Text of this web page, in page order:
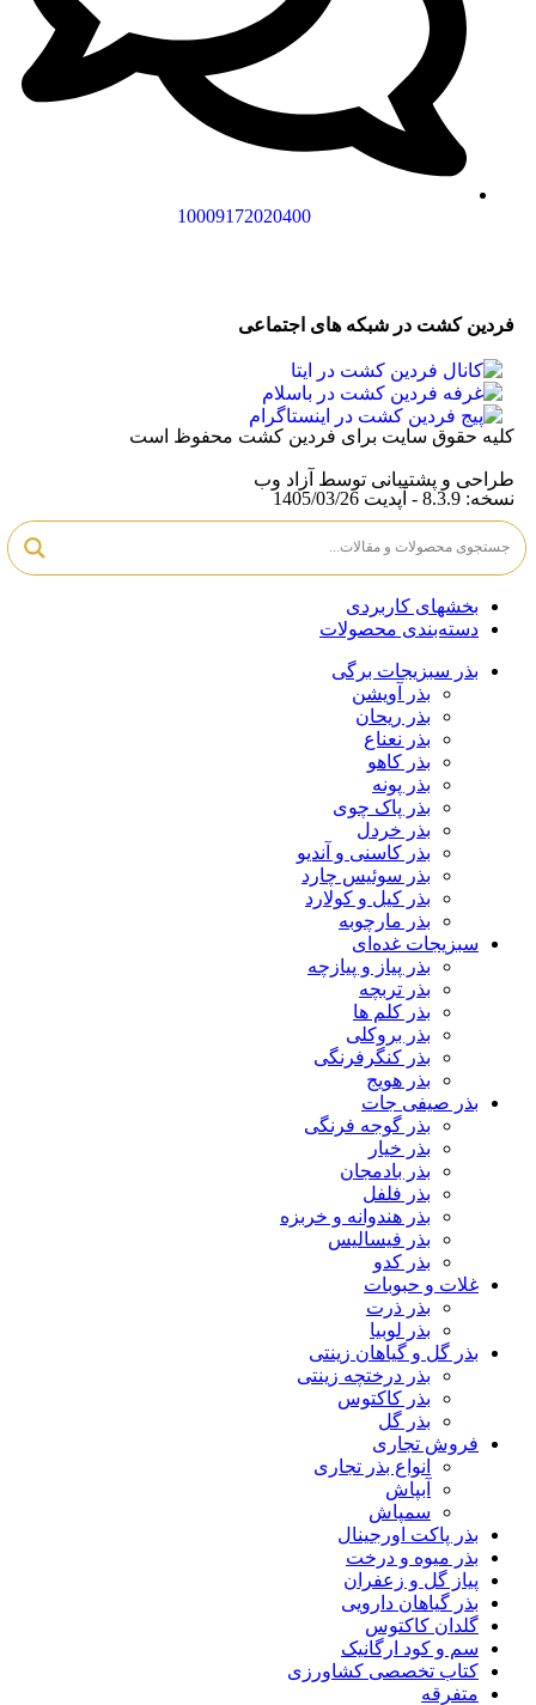
10009172020400
فردین کشت در شبکه های اجتماعی
کلیه حقوق سایت برای فردین کشت محفوظ است
طراحی و پشتیبانی توسط آزاد وب
نسخه: 8.3.9 - آپدیت 1405/03/26
بخشهای کاربردی
دسته‌بندی محصولات
بذر سبزیجات برگی
بذر آویشن
بذر ریحان
بذر نعناع
بذر کاهو
بذر پونه
بذر پاک چوی
بذر خردل
بذر کاسنی و آندیو
بذر سوئیس چارد
بذر کیل و کولارد
بذر مارچوبه
سبزیجات غده‌ای
بذر پیاز و پیازچه
بذر تربچه
بذر کلم ها
بذر بروکلی
بذر کنگرفرنگی
بذر هویج
بذر صیفی جات
بذر گوجه فرنگی
بذر خیار
بذر بادمجان
بذر فلفل
بذر هندوانه و خربزه
بذر فیسالیس
بذر کدو
غلات و حبوبات
بذر ذرت
بذر لوبیا
بذر گل و گیاهان زینتی
بذر درختچه زینتی
بذر کاکتوس
بذر گل
فروش تجاری
انواع بذر تجاری
آبپاش
سمپاش
بذر پاکت اورجینال
بذر میوه و درخت
پیاز گل و زعفران
بذر گیاهان دارویی
گلدان کاکتوس
سم و کود ارگانیک
کتاب تخصصی کشاورزی
متفرقه